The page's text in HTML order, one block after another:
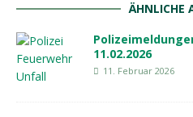
ÄHNLICHE
11.02.2026
11. Februar 2026